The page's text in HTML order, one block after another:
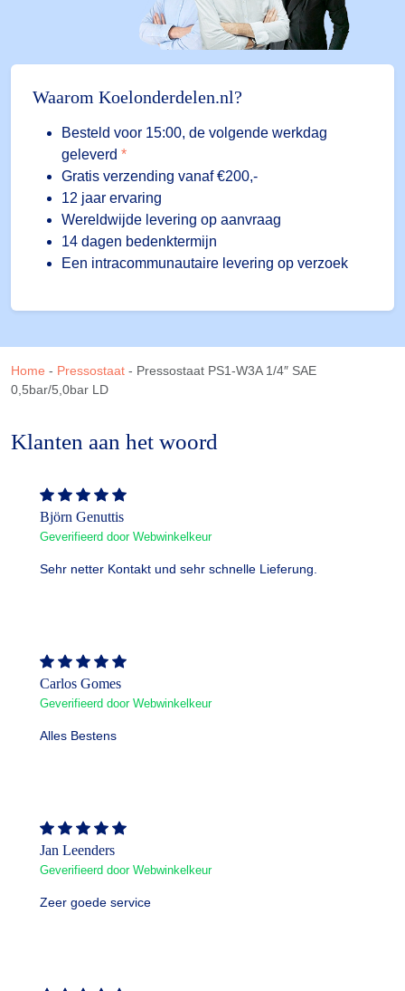
Waarom Koelonderdelen.nl?
Besteld voor 15:00, de volgende werkdag
geleverd *
Gratis verzending vanaf €200,-
12 jaar ervaring
Wereldwijde levering op aanvraag
14 dagen bedenktermijn
Een intracommunautaire levering op verzoek
Home - Pressostaat - Pressostaat PS1-W3A 1/4″ SAE
0,5bar/5,0bar LD
Klanten aan het woord
Björn Genuttis
Geverifieerd door Webwinkelkeur
Sehr netter Kontakt und sehr schnelle Lieferung.
Carlos Gomes
Geverifieerd door Webwinkelkeur
Alles Bestens
Jan Leenders
Geverifieerd door Webwinkelkeur
Zeer goede service